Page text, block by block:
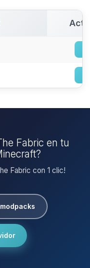
Fabric en tu
Fabric con 1 clic!